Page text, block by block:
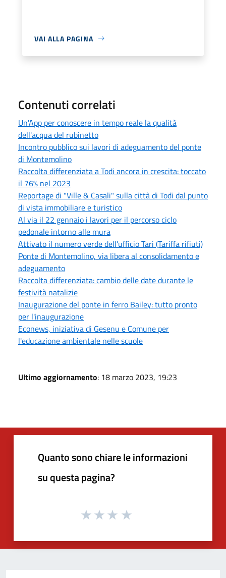
VAI ALLA PAGINA
Contenuti correlati
Un'App per conoscere in tempo reale la qualità
dell'acqua del rubinetto
Incontro pubblico sui lavori di adeguamento del ponte
di Montemolino
Raccolta differenziata a Todi ancora in crescita: toccato
il 76% nel 2023
Reportage di "Ville & Casali" sulla città di Todi dal punto
di vista immobiliare e turistico
Al via il 22 gennaio i lavori per il percorso ciclo
pedonale intorno alle mura
Attivato il numero verde dell'ufficio Tari (Tariffa rifiuti)
Ponte di Montemolino, via libera al consolidamento e
adeguamento
Raccolta differenziata: cambio delle date durante le
festività natalizie
Inaugurazione del ponte in ferro Bailey: tutto pronto
per l'inaugurazione
Econews, iniziativa di Gesenu e Comune per
l'educazione ambientale nelle scuole
Ultimo aggiornamento: 18 marzo 2023, 19:23
Quanto sono chiare le informazioni
su questa pagina?